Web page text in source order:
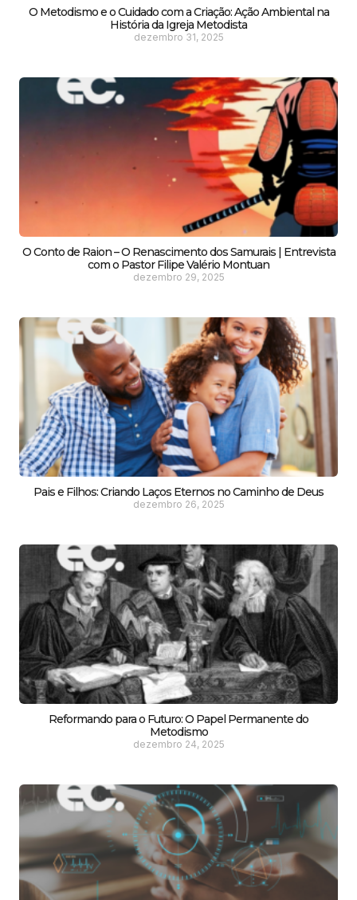
O Metodismo e o Cuidado com a Criação: Ação Ambiental na
História da Igreja Metodista
dezembro 31, 2025
O Conto de Raion – O Renascimento dos Samurais | Entrevista
com o Pastor Filipe Valério Montuan
dezembro 29, 2025
Pais e Filhos: Criando Laços Eternos no Caminho de Deus
dezembro 26, 2025
Reformando para o Futuro: O Papel Permanente do
Metodismo
dezembro 24, 2025